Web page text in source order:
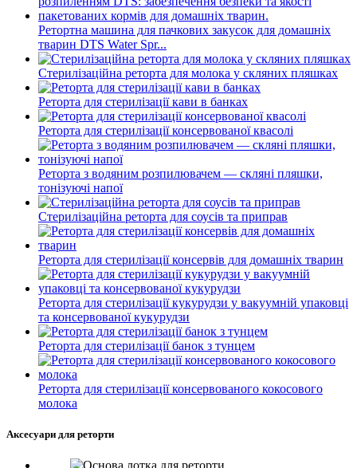
Ретортна машина для пачкових закусок для домашніх
тварин DTS Water Spr...
Стерилізаційна реторта для молока у скляних пляшках
Реторта для стерилізації кави в банках
Реторта для стерилізації консервованої квасолі
Реторта з водяним розпилювачем — скляні пляшки,
тонізуючі напої
Стерилізаційна реторта для соусів та приправ
Реторта для стерилізації консервів для домашніх тварин
Реторта для стерилізації кукурудзи у вакуумній упаковці
та консервованої кукурудзи
Реторта для стерилізації банок з тунцем
Реторта для стерилізації консервованого кокосового
молока
Аксесуари для реторти